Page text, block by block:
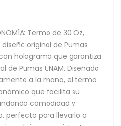
Termo de 30 Oz,
original de Pumas
holograma que garantiza
de Pumas UNAM. Diseñado
a la mano, el termo
que facilita su
comodidad y
perfecto para llevarlo a